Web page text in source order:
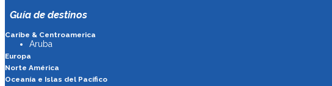
Guía de destinos
Caribe & Centroamerica
Aruba
Europa
Norte América
Oceanía e Islas del Pacífico